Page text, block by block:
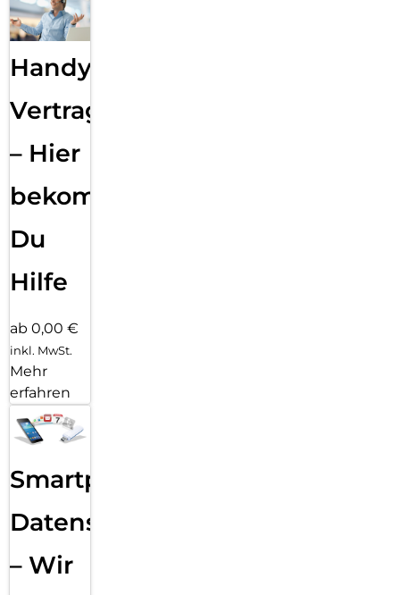
Handy
Vertragsabwicklung
– Hier
bekommst
Du
Hilfe
ab 0,00 €
inkl. MwSt.
Mehr
erfahren
Smartphone
Datensicherung
– Wir